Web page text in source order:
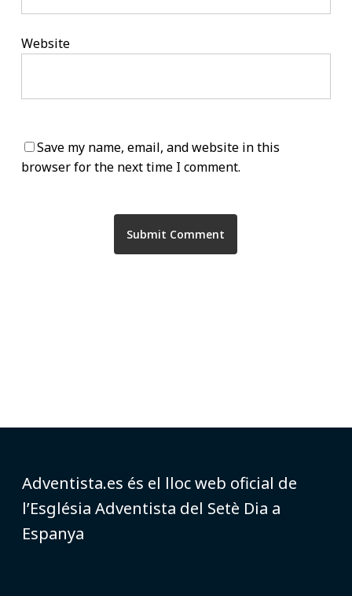
Website
Save my name, email, and website in this
browser for the next time I comment.
Adventista.es és el lloc web oficial de
l’Església Adventista del Setè Dia a
Espanya